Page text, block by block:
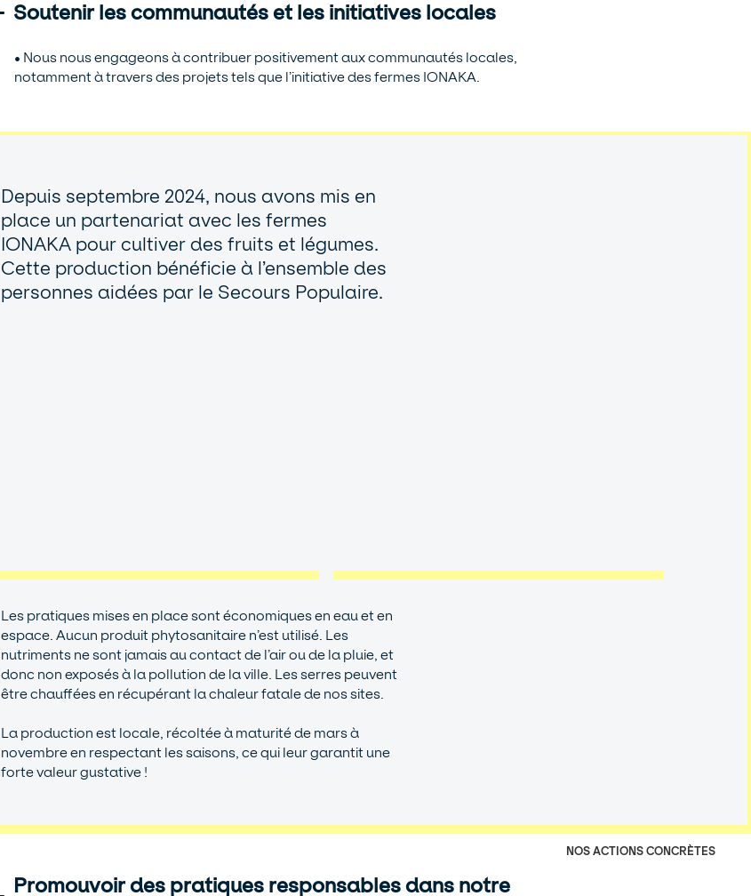
Soutenir les communautés et les initiatives locales
• Nous nous engageons à contribuer positivement aux communautés locales,
notamment à travers des projets tels que l’initiative des fermes IONAKA.
Depuis septembre 2024, nous avons mis en
place un partenariat avec les fermes
IONAKA pour cultiver des fruits et légumes.
Cette production bénéficie à l’ensemble des
personnes aidées par le Secours Populaire. ​
Les pratiques mises en place sont économiques en eau et en
espace. Aucun produit phytosanitaire n’est utilisé. Les
nutriments ne sont jamais au contact de l’air ou de la pluie, et
donc non exposés à la pollution de la ville.​ Les serres peuvent
être chauffées en récupérant la chaleur fatale de nos sites.​
La production est locale, récoltée à maturité de mars à
novembre en respectant les saisons, ce qui leur garantit une
forte valeur gustative !
NOS ACTIONS CONCRÈTES
Promouvoir des pratiques responsables dans notre